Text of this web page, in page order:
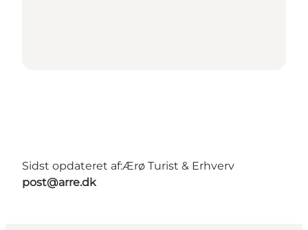
Sidst opdateret af:Ærø Turist & Erhverv
post@arre.dk